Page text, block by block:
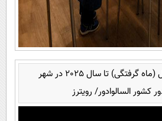
آخرین خسوف کامل (ماه گرفتگی) تا سال 2025 در شهر
کشور السالوادور/ رویترز